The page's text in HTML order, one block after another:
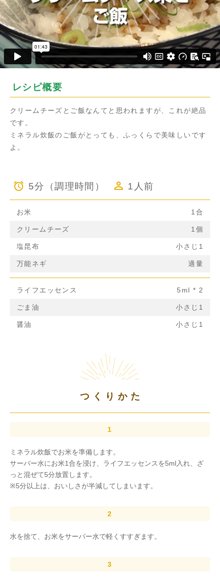
レシピ概要
クリームチーズとご飯なんてと思われますが、これが絶品
です。
ミネラル炊飯のご飯がとっても、ふっくらで美味しいです
よ。
5分（調理時間） 1人前
お米 1合
クリームチーズ 1個
塩昆布 小さじ1
万能ネギ 適量
ライフエッセンス 5ml * 2
ごま油 小さじ1
醤油 小さじ1
つくりかた
ミネラル炊飯でお米を準備します。
サーバー水にお米1合を浸け、ライフエッセンスを5ml入れ、ざ
っと混ぜて5分放置します。
※5分以上は、おいしさが半減してしまいます。
水を捨て、お米をサーバー水で軽くすすぎます。